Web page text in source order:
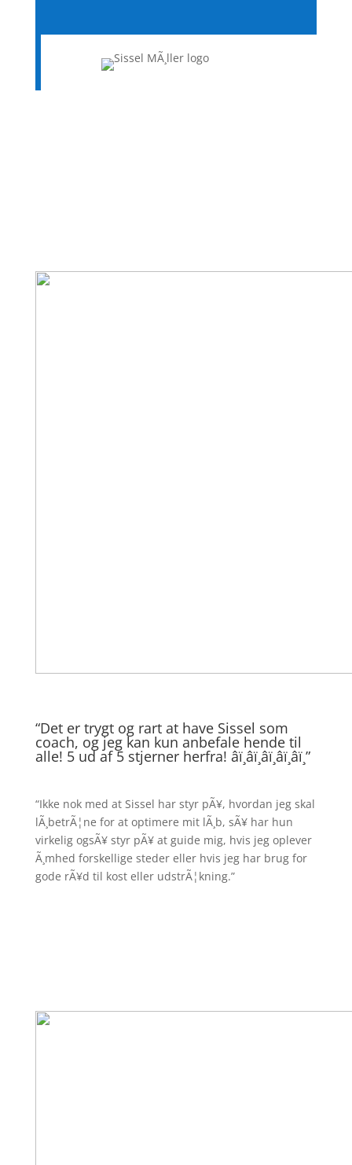
“Det er trygt og rart at have Sissel som
coach, og jeg kan kun anbefale hende til
alle! 5 ud af 5 stjerner herfra! â­ï¸â­ï¸â­ï¸â­ï¸â­ï¸”
“Ikke nok med at Sissel har styr pÃ¥, hvordan jeg skal
lÃ¸betrÃ¦ne for at optimere mit lÃ¸b, sÃ¥ har hun
virkelig ogsÃ¥ styr pÃ¥ at guide mig, hvis jeg oplever
Ã¸mhed forskellige steder eller hvis jeg har brug for
gode rÃ¥d til kost eller udstrÃ¦kning.”